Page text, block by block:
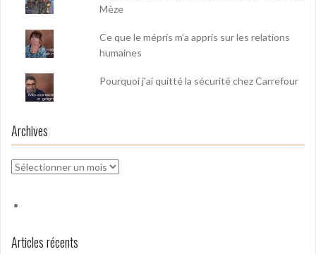
Mèze
Ce que le mépris m’a appris sur les relations
humaines
Pourquoi j'ai quitté la sécurité chez Carrefour
Archives
Archives
Articles récents